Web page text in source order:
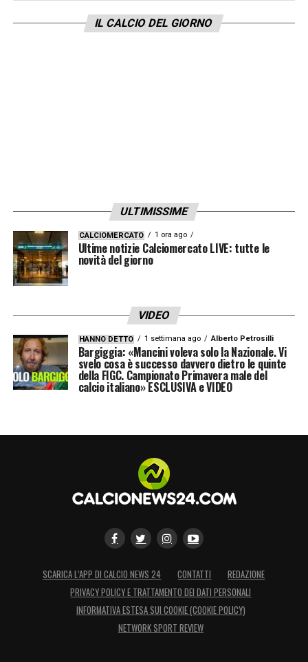
ingaggiato dalNapolinel gennaio di un anno
LA PLAYLIST DELLE NOSTRE TOP NEWS
IL CALCIO DEL GIORNO
ULTIMISSIME
CALCIOMERCATO 1 ora ago
Ultime notizie Calciomercato LIVE: tutte le
novità del giorno
VIDEO
HANNO DETTO 1 settimana ago Alberto Petrosilli
Bargiggia: «Mancini voleva solo la Nazionale. Vi
svelo cosa è successo davvero dietro le quinte
della FIGC. Campionato Primavera male del
calcio italiano» ESCLUSIVA e VIDEO
SCARICA L’APP DI CALCIO NEWS 24 CONTATTI
REDAZIONE
PRIVACY POLICY E TRATTAMENTO DEI DATI PERSONALI
INFORMATIVA ESTESA SUI COOKIE (COOKIE POLICY)
NETWORK SPORT REVIEW